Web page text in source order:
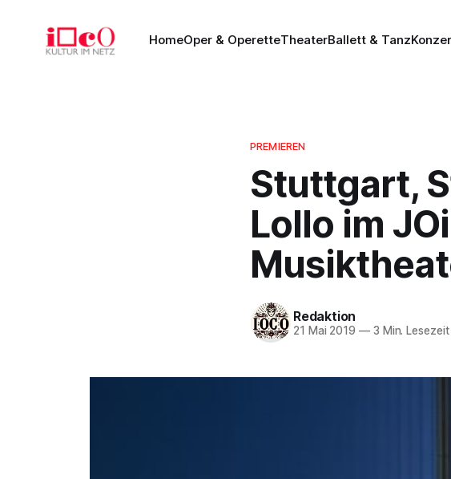
HomeOper & OperetteTheaterBallett & Tanz
PREMIEREN
Stuttgart,
Lollo im
Redaktion
21 Mai 2019 —3 Min. Lesezeit